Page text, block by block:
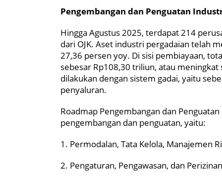
Pengembangan dan Penguatan
Hingga Agustus 2025, terdapat 214
dari OJK. Aset industri pergadaian telah
27,36 persen yoy. Di sisi pembiayaan,
sebesar Rp108,30 triliun, atau
dilakukan dengan sistem gadai, yaitu
penyaluran.
Roadmap Pengembangan dan
pengembangan dan penguatan, yaitu:
1. Permodalan, Tata Kelola, Manajemen
2. Pengaturan, Pengawasan, dan